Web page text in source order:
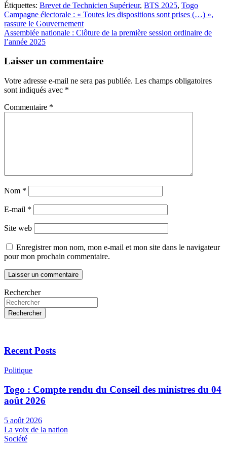
Étiquettes: Brevet de Technicien Supérieur, BTS 2025, Togo
Navigation
de
l’article
Campagne électorale : « Toutes les dispositions sont prises (…) »,
rassure le Gouvernement
Assemblée nationale : Clôture de la première session ordinaire de
l’année 2025
Laisser un commentaire
Votre adresse e-mail ne sera pas publiée. Les champs obligatoires
sont indiqués avec *
Commentaire *
Nom *
E-mail *
Site web
Enregistrer mon nom, mon e-mail et mon site dans le navigateur
pour mon prochain commentaire.
Rechercher
Rechercher
Recent Posts
Politique
Togo : Compte rendu du Conseil des ministres du 04
août 2026
5 août 2026
La voix de la nation
Société